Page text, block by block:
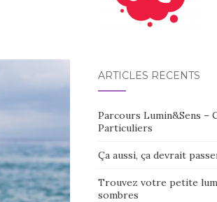
ARTICLES RÉCENTS
Parcours Lumin&Sens –
Particuliers
Ça aussi, ça devrait
Trouvez votre petite
sombres